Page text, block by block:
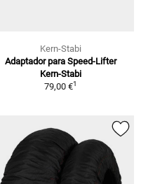
Kern-Stabi
Adaptador para Speed-Lifter
Kern-Stabi
79,00 €1